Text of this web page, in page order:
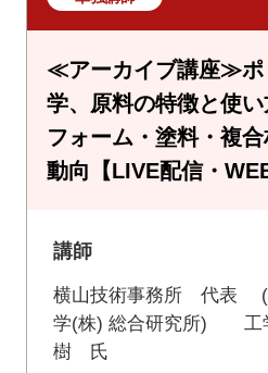
≪アーカイブ講座≫ポ
学、原料の特徴と使い
フォーム・塗料・複
動向【LIVE配信・
講師
横山技術事務所 代表 (
学(株) 総合研究所)
樹 氏